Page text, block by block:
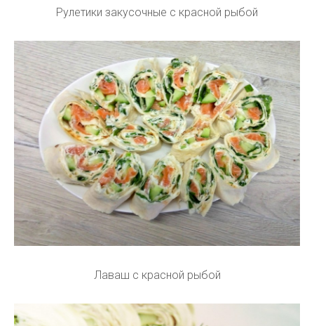
Рулетики закусочные с красной рыбой
Лаваш с красной рыбой